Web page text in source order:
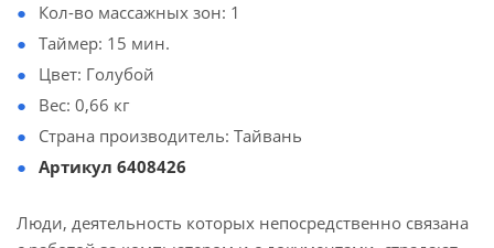
Кол-во массажных зон: 1
Таймер: 15 мин.
Цвет: Голубой
Вес: 0,66 кг
Страна производитель: Тайвань
Артикул 6408426
Люди, деятельность которых непосредственно связана